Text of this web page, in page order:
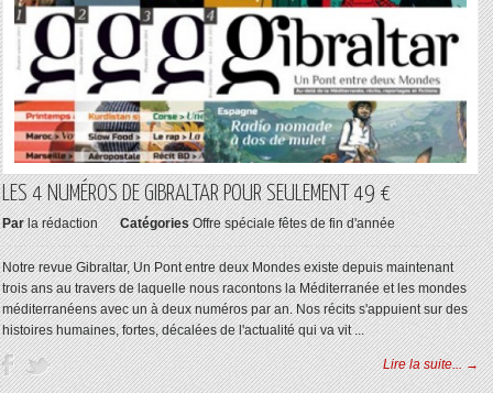
LES 4 NUMÉROS DE GIBRALTAR POUR SEULEMENT 49 €
Par la rédaction Catégories Offre spéciale fêtes de fin d'année
Notre revue Gibraltar, Un Pont entre deux Mondes existe depuis maintenant
trois ans au travers de laquelle nous racontons la Méditerranée et les mondes
méditerranéens avec un à deux numéros par an. Nos récits s'appuient sur des
histoires humaines, fortes, décalées de l'actualité qui va vit ...
Lire la suite... →